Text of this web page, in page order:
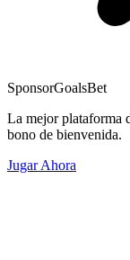
SponsorGoalsBet
La mejor plataforma
bono de bienvenida.
Jugar Ahora